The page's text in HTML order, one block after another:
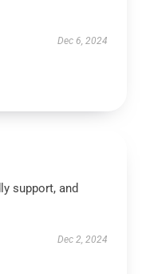
Dec 6, 2024
support, and
Dec 2, 2024